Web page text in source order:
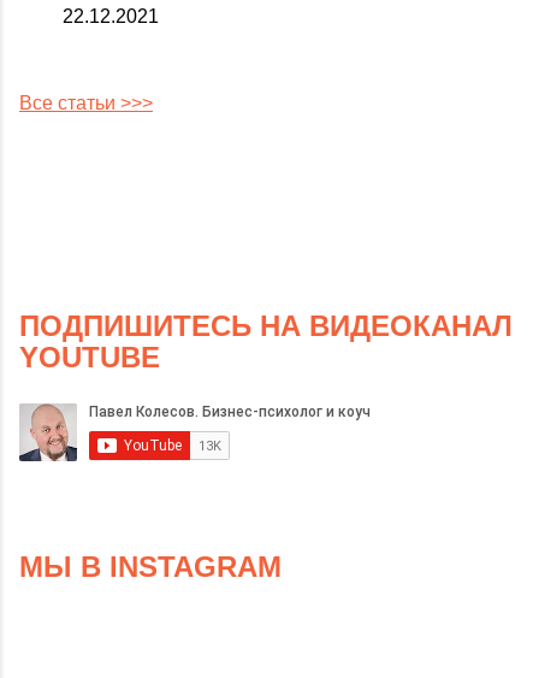
22.12.2021
Все статьи >>>
ПОДПИШИТЕСЬ НА ВИДЕОКАНАЛ
YOUTUBE
МЫ В INSTAGRAM